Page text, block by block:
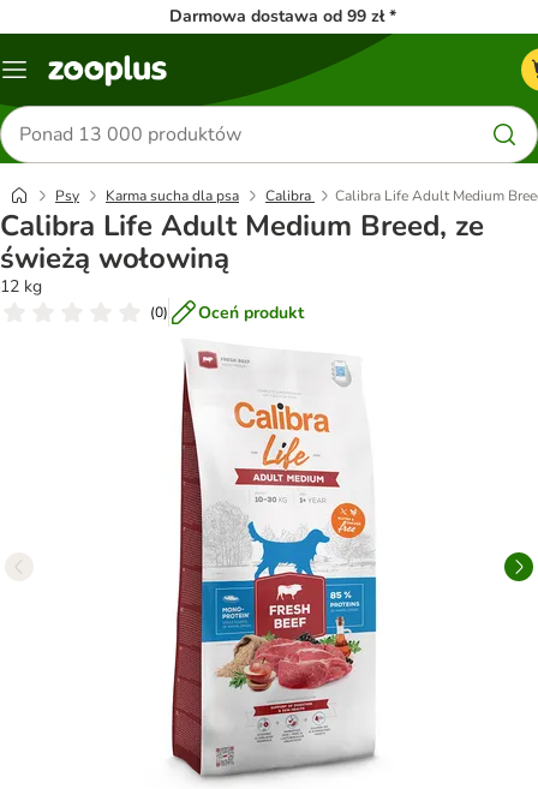
Darmowa dostawa od 99 zł *
Menu
Szukaj
produktów
Psy Karma sucha dla psa Calibra Calibra Life Adult Medium
Calibra Life Adult Medium Breed, ze
świeżą wołowiną
12 kg
(0) Oceń produkt